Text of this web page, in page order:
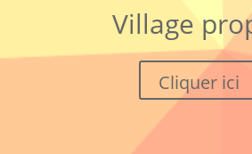
Village
Cliquer ici